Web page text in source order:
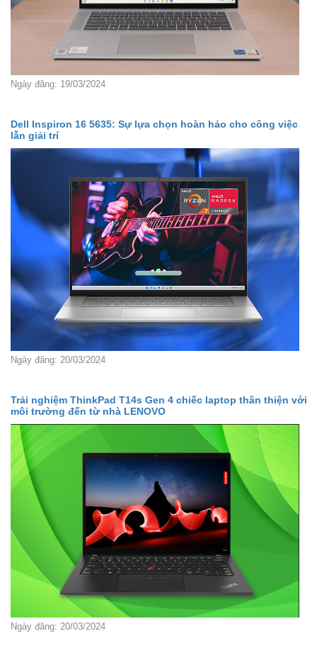
Ngày đăng: 19/03/2024
Dell Inspiron 16 5635: Sự lựa chọn hoàn hảo cho công việc
lẫn giải trí
Ngày đăng: 20/03/2024
Trải nghiệm ThinkPad T14s Gen 4 chiếc laptop thân thiện với
môi trường đến từ nhà LENOVO
Ngày đăng: 20/03/2024